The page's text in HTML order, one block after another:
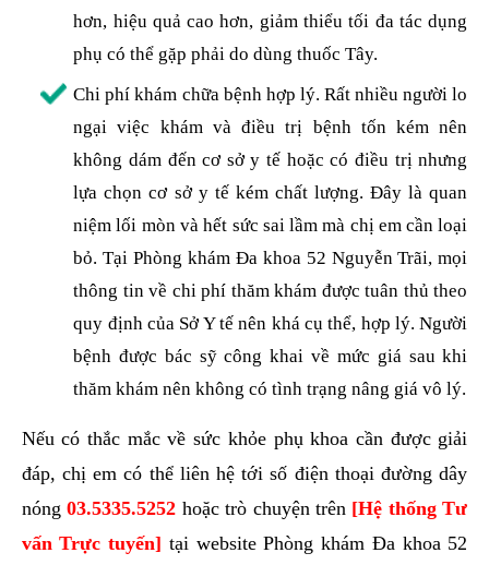
hơn, hiệu quả cao hơn, giảm thiểu tối đa tác dụng
phụ có thể gặp phải do dùng thuốc Tây.
Chi phí khám chữa bệnh hợp lý. Rất nhiều người lo
ngại việc khám và điều trị bệnh tốn kém nên
không dám đến cơ sở y tế hoặc có điều trị nhưng
lựa chọn cơ sở y tế kém chất lượng. Đây là quan
niệm lối mòn và hết sức sai lầm mà chị em cần loại
bỏ. Tại Phòng khám Đa khoa 52 Nguyễn Trãi, mọi
thông tin về chi phí thăm khám được tuân thủ theo
quy định của Sở Y tế nên khá cụ thể, hợp lý. Người
bệnh được bác sỹ công khai về mức giá sau khi
thăm khám nên không có tình trạng nâng giá vô lý.
Nếu có thắc mắc về sức khỏe phụ khoa cần được giải
đáp, chị em có thể liên hệ tới số điện thoại đường dây
nóng03.5335.5252 hoặc trò chuyện trên [Hệ thống Tư
vấn Trực tuyến] tại website Phòng khám Đa khoa 52